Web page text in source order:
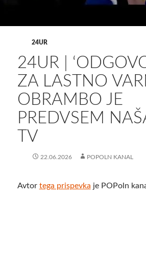
24UR
24UR |
ZA LASTNO
OBRAMBO JE
PREDVSEM
TV
22.06.2026 POPOLN KANAL
Avtor tega prispevka je POPoln